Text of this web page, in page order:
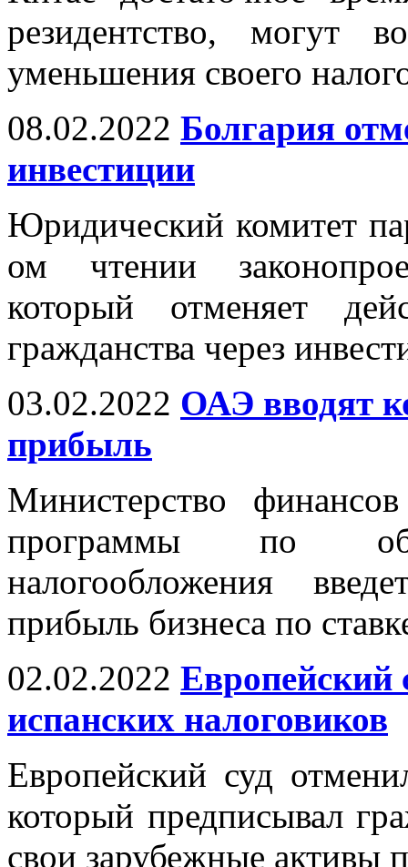
резидентство, могут
уменьшения своего
08.02.2022 Болгария
инвестиции
Юридический комитет
ом чтении
который отменяет
гражданства через
03.02.2022 ОАЭ вводят
прибыль
Министерство
программы по
налогообложения
прибыль бизнеса по
02.02.2022 Европейский
испанских налоговиков
Европейский суд
который предписывал
свои зарубежные активы